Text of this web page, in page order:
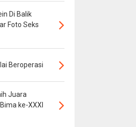
Di Balik
Foto Seks
Beroperasi
Juara
ke-XXXI